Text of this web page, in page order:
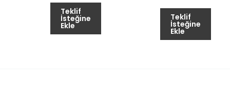
Teklif
İsteğine
Ekle
Teklif
İsteğine
Ekle